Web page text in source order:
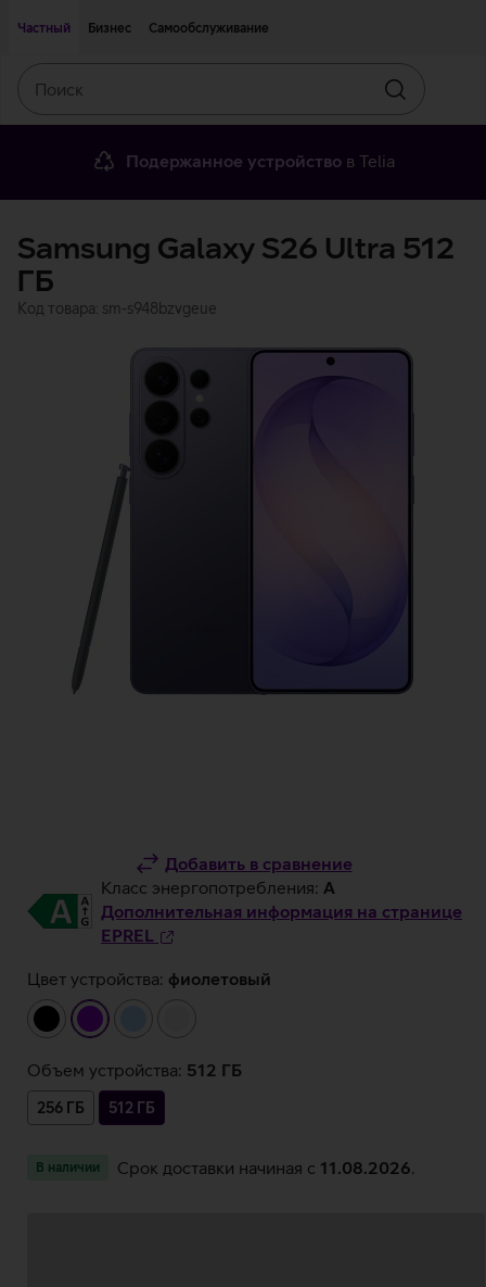
Частный
Бизнес Самообслуживание
Искать
Подержанное устройство в Telia
Samsung Galaxy S26 Ultra 512
ГБ
Код товара: sm-s948bzvgeue
Добавить в сравнение
Класс энергопотребления: A
Дополнительная информация на странице
EPREL
Цвет устройства: фиолетовый
чёрныйфиолетовый
Объем устройства: 512 ГБ
256 ГБ 512 ГБ
В наличии Срок доставки начиная c 11.08.2026